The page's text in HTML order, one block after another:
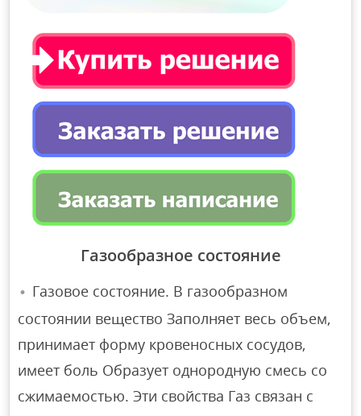
Газообразное состояние
Газовое состояние. В газообразном
состоянии вещество Заполняет весь объем,
принимает форму кровеносных сосудов,
имеет боль Образует однородную смесь со
сжимаемостью. Эти свойства Газ связан с